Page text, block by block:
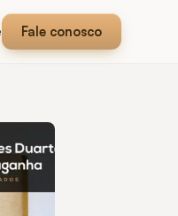
Fale conosco